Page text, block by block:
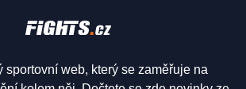
sportovní web, který se zaměřuje na